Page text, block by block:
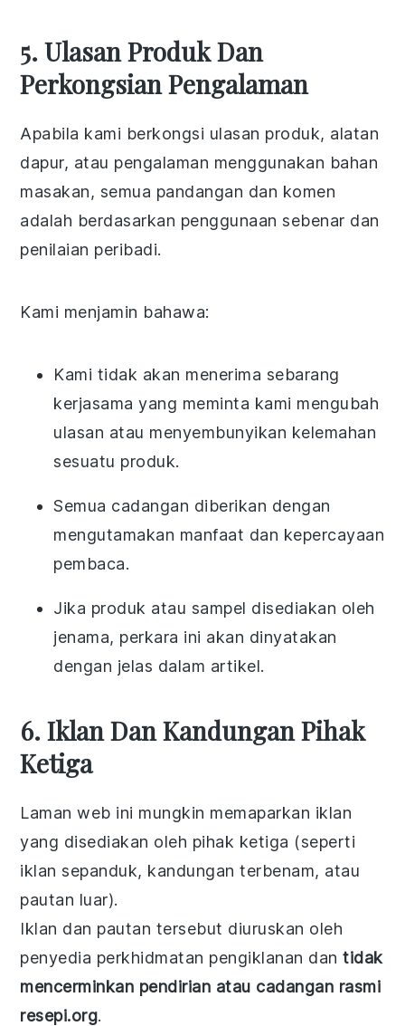
5. Ulasan Produk Dan
Perkongsian Pengalaman
Apabila kami berkongsi ulasan produk, alatan
dapur, atau pengalaman menggunakan bahan
masakan, semua pandangan dan komen
adalah berdasarkan penggunaan sebenar dan
penilaian peribadi.
Kami menjamin bahawa:
Kami tidak akan menerima sebarang
kerjasama yang meminta kami mengubah
ulasan atau menyembunyikan kelemahan
sesuatu produk.
Semua cadangan diberikan dengan
mengutamakan manfaat dan kepercayaan
pembaca.
Jika produk atau sampel disediakan oleh
jenama, perkara ini akan dinyatakan
dengan jelas dalam artikel.
6. Iklan Dan Kandungan Pihak
Ketiga
Laman web ini mungkin memaparkan iklan
yang disediakan oleh pihak ketiga (seperti
iklan sepanduk, kandungan terbenam, atau
pautan luar).
Iklan dan pautan tersebut diuruskan oleh
penyedia perkhidmatan pengiklanan dantidak
mencerminkan pendirian atau cadangan rasmi
resepi.org.